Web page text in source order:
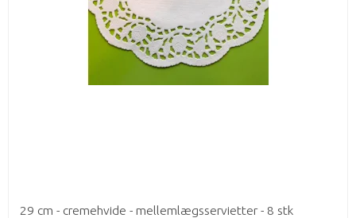
29 cm - cremehvide - mellemlægsservietter - 8 stk